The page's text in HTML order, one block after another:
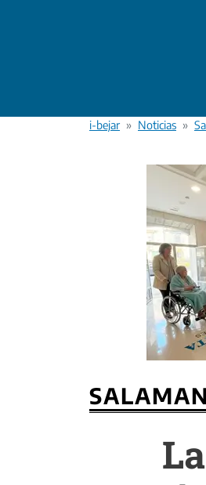
i-bejar Noticias